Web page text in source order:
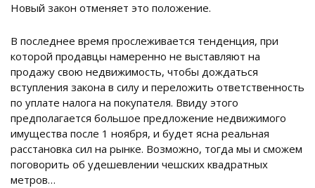
Новый закон отменяет это положение.
В последнее время прослеживается тенденция, при
которой продавцы намеренно не выставляют на
продажу свою недвижимость, чтобы дождаться
вступления закона в силу и переложить ответственность
по уплате налога на покупателя. Ввиду этого
предполагается большое предложение недвижимого
имущества после 1 ноября, и будет ясна реальная
расстановка сил на рынке. Возможно, тогда мы и сможем
поговорить об удешевлении чешских квадратных
метров…